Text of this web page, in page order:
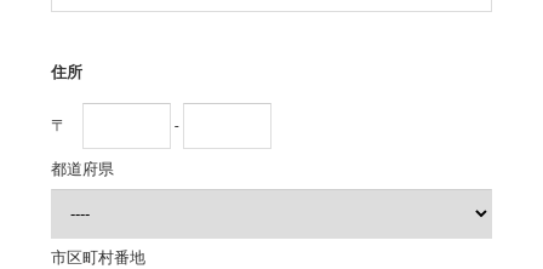
住所
〒 -
都道府県
市区町村番地